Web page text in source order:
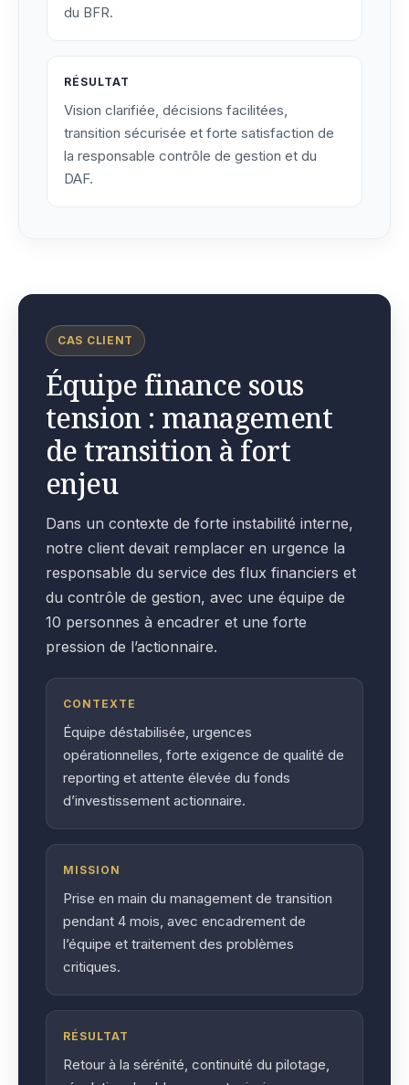
du BFR.
RÉSULTAT
Vision clarifiée, décisions facilitées,
transition sécurisée et forte satisfaction de
la responsable contrôle de gestion et du
DAF.
CAS CLIENT
Équipe finance sous
tension : management
de transition à fort
enjeu
Dans un contexte de forte instabilité interne,
notre client devait remplacer en urgence la
responsable du service des flux financiers et
du contrôle de gestion, avec une équipe de
10 personnes à encadrer et une forte
pression de l’actionnaire.
CONTEXTE
Équipe déstabilisée, urgences
opérationnelles, forte exigence de qualité de
reporting et attente élevée du fonds
d’investissement actionnaire.
MISSION
Prise en main du management de transition
pendant 4 mois, avec encadrement de
l’équipe et traitement des problèmes
critiques.
RÉSULTAT
Retour à la sérénité, continuité du pilotage,